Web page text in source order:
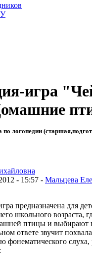
игра
по логопедии
- 15:57 - Мальцева
предназначена для
школьного возраста,
птицы и выбирают
ответе звучит
фонематического